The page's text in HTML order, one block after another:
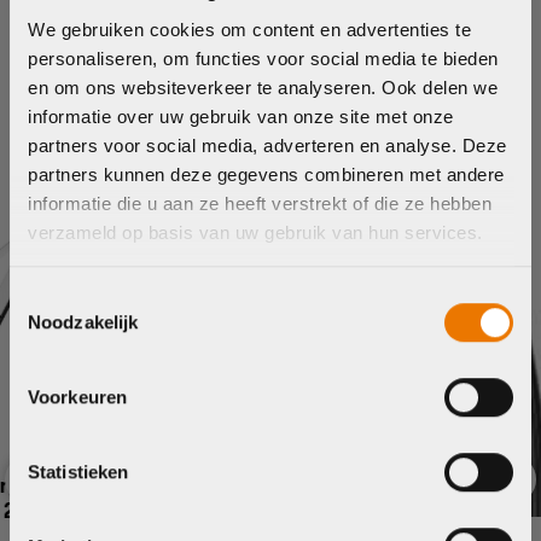
We gebruiken cookies om content en advertenties te
personaliseren, om functies voor social media te bieden
en om ons websiteverkeer te analyseren. Ook delen we
informatie over uw gebruik van onze site met onze
partners voor social media, adverteren en analyse. Deze
partners kunnen deze gegevens combineren met andere
informatie die u aan ze heeft verstrekt of die ze hebben
verzameld op basis van uw gebruik van hun services.
Toestemmingsselectie
Noodzakelijk
Voorkeuren
Statistieken
Bekijk alle accessoires
Cadex
Van der Linde is vanaf nu BYKE
Ontdek onze nieuwe website en vertrouwde service.
met dezelfde fietsliefde.
Ga naar home